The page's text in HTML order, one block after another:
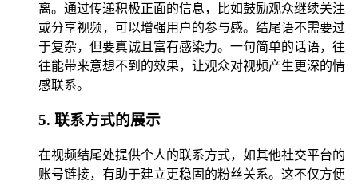
离。通过传递积极正面的信息，比如鼓励观众继续关注
或分享视频，可以增强用户的参与感。结尾语不需要过
于复杂，但要真诚且富有感染力。一句简单的话语，往
往能带来意想不到的效果，让观众对视频产生更深的情
感联系。
5. 联系方式的展示
在视频结尾处提供个人的联系方式，如其他社交平台的
账号链接，有助于建立更稳固的粉丝关系。这不仅方便